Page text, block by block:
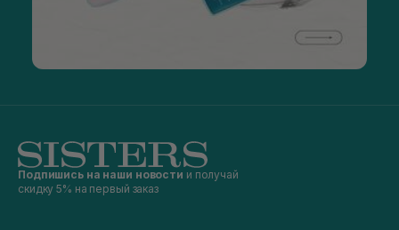
Подпишись на наши новости и получай
скидку 5% на первый заказ